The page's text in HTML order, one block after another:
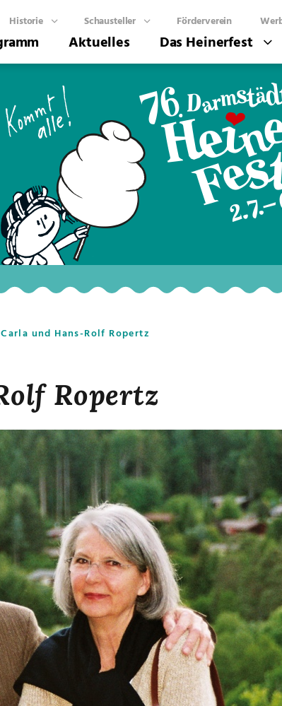
Aktuelles Das Heinerfest
Historie Schausteller Förderverein
Carla und Hans-Rolf Ropertz
Ropertz